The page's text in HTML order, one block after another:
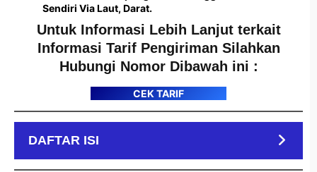
Sendiri Via Laut, Darat.
Untuk Informasi Lebih Lanjut terkait
Informasi Tarif Pengiriman Silahkan
Hubungi Nomor Dibawah ini :
CEK TARIF
DAFTAR ISI